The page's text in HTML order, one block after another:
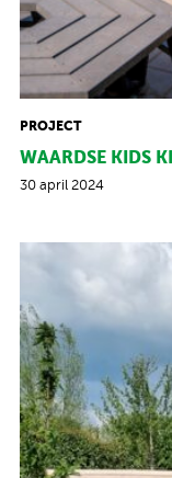
PROJECT
WAARDSE KIDS
30 april 2024